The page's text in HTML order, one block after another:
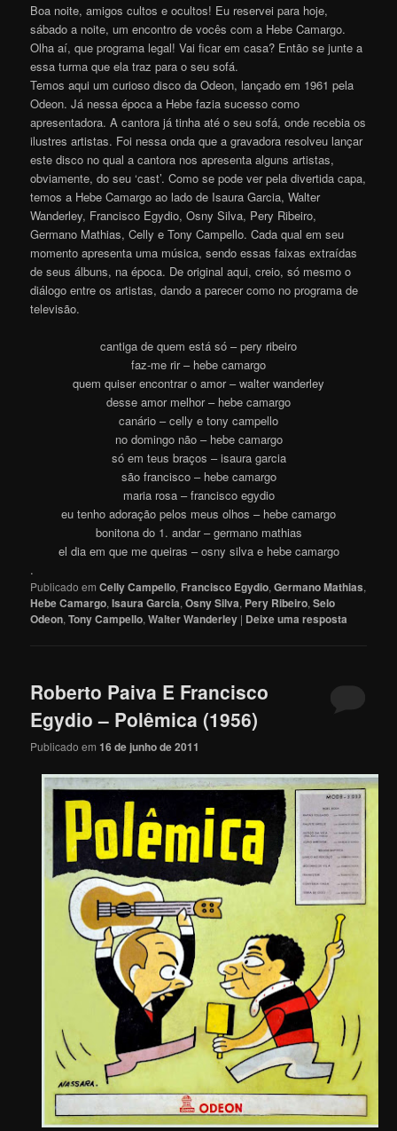
Boa noite, amigos cultos e ocultos! Eu reservei para hoje,
sábado a noite, um encontro de vocês com a Hebe Camargo.
Olha aí, que programa legal! Vai ficar em casa? Então se junte a
essa turma que ela traz para o seu sofá.
Temos aqui um curioso disco da Odeon, lançado em 1961 pela
Odeon. Já nessa época a Hebe fazia sucesso como
apresentadora. A cantora já tinha até o seu sofá, onde recebia os
ilustres artistas. Foi nessa onda que a gravadora resolveu lançar
este disco no qual a cantora nos apresenta alguns artistas,
obviamente, do seu ‘cast’. Como se pode ver pela divertida capa,
temos a Hebe Camargo ao lado de Isaura Garcia, Walter
Wanderley, Francisco Egydio, Osny Silva, Pery Ribeiro,
Germano Mathias, Celly e Tony Campello. Cada qual em seu
momento apresenta uma música, sendo essas faixas extraídas
de seus álbuns, na época. De original aqui, creio, só mesmo o
diálogo entre os artistas, dando a parecer como no programa de
televisão.
cantiga de quem está só – pery ribeiro
faz-me rir – hebe camargo
quem quiser encontrar o amor – walter wanderley
desse amor melhor – hebe camargo
canário – celly e tony campello
no domingo não – hebe camargo
só em teus braços – isaura garcia
são francisco – hebe camargo
maria rosa – francisco egydio
eu tenho adoração pelos meus olhos – hebe camargo
bonitona do 1. andar – germano mathias
el dia em que me queiras – osny silva e hebe camargo
.
Publicado em Celly Campello, Francisco Egydio,Germano Mathias,
Hebe Camargo,Isaura Garcia,Osny Silva, Pery Ribeiro,Selo
Odeon,Tony Campello,Walter Wanderley | Deixe uma resposta
Roberto Paiva E Francisco
Egydio – Polêmica (1956)
Publicado em16 de junho de 2011